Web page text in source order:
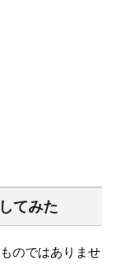
てみた
のではありませ